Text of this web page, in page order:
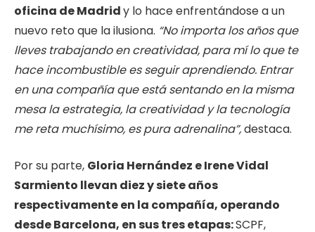
oficina de Madridy lo hace enfrentándose a un
nuevo reto que la ilusiona. “No importa los años que
lleves trabajando en creatividad, para mí lo que te
hace incombustible es seguir aprendiendo. Entrar
en una compañía que está sentando en la misma
mesa la estrategia, la creatividad y la tecnología
me reta muchísimo, es pura adrenalina”,destaca.
Por su parte, Gloria Hernández e Irene Vidal
Sarmiento llevan diez y siete años
respectivamente en la compañía, operando
desde Barcelona, en sus tres etapas:SCPF,